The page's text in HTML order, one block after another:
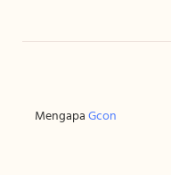
MengapaGcon